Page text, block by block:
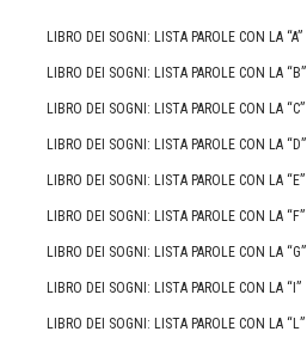
LIBRO DEI SOGNI: LISTA PAROLE CON LA “A”
LIBRO DEI SOGNI: LISTA PAROLE CON LA “B”
LIBRO DEI SOGNI: LISTA PAROLE CON LA “C”
LIBRO DEI SOGNI: LISTA PAROLE CON LA “D”
LIBRO DEI SOGNI: LISTA PAROLE CON LA “E”
LIBRO DEI SOGNI: LISTA PAROLE CON LA “F”
LIBRO DEI SOGNI: LISTA PAROLE CON LA “G”
LIBRO DEI SOGNI: LISTA PAROLE CON LA “I”
LIBRO DEI SOGNI: LISTA PAROLE CON LA “L”